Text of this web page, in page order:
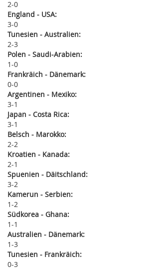
2 0
England - USA:
3 0
Tunesien - Australien:
2 3
Polen - Saudi-Arabien:
1 0
Frankräich - Dänemark:
0 0
Argentinen - Mexiko:
3 1
Japan - Costa Rica:
3 1
Belsch - Marokko:
2 2
Kroatien - Kanada:
2 1
Spuenien - Däitschland:
3 2
Kamerun - Serbien:
1 2
Südkorea - Ghana:
1 1
Australien - Dänemark:
1 3
Tunesien - Frankräich:
0 3